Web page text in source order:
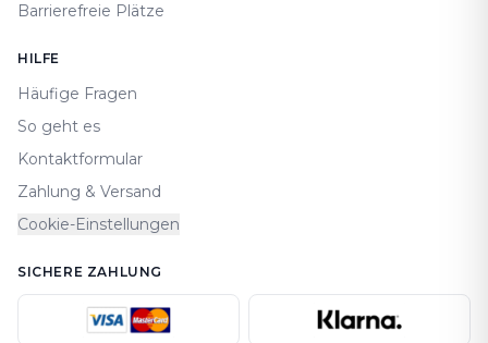
Barrierefreie Plätze
HILFE
Häufige Fragen
So geht es
Kontaktformular
Zahlung & Versand
Cookie-Einstellungen
SICHERE ZAHLUNG